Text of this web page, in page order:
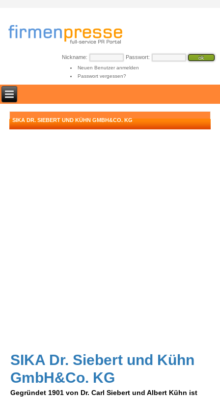
Nickname: Passwort:
Neuen Benutzer anmelden
Passwort vergessen?
SIKA DR. SIEBERT UND KÜHN GMBH&CO. KG
SIKA Dr. Siebert und Kühn
GmbH&Co. KG
Gegründet 1901 von Dr. Carl Siebert und Albert Kühn ist